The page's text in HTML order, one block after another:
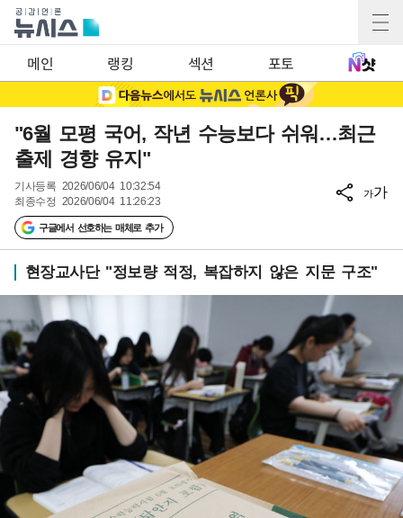
메인 랭킹 섹션 포토
"6월 모평 국어, 작년 수능보다 쉬워…최근
출제 경향 유지"
기사등록 2026/06/04 10:32:54
최종수정 2026/06/04 11:26:23
구글에서 선호하는 매체로 추가
가가
현장교사단 "정보량 적정, 복잡하지 않은 지문 구조"